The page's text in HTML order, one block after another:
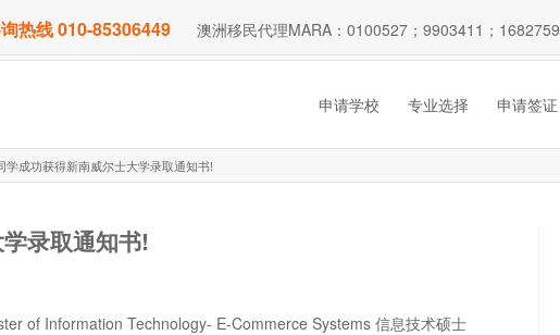
热线 010-85306449 澳洲移民代理MARA：0100527；9903411；1682759
申请学校 专业选择 申请签证
学成功获得新南威尔士大学录取通知书!
录取通知书!
of Information Technology- E-Commerce Systems 信息技术硕士